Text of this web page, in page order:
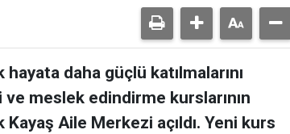
daha güçlü katılmalarını
meslek edindirme kurslarının
Kayaş Aile Merkezi açıldı. Yeni kurs